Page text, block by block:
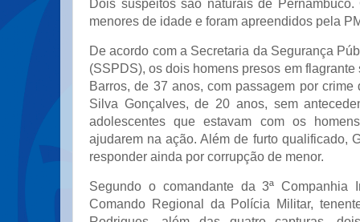
Dois suspeitos são naturais de
menores de idade e foram apreendidos pela
De acordo com a Secretaria da Segurança
(SSPDS), os dois homens presos em
Barros, de 37 anos, com passagem por crime
Silva Gonçalves, de 20 anos, sem
adolescentes que estavam com os
ajudarem na ação. Além de furto qualificado,
responder ainda por corrupção de menor.
Segundo o comandante da 3ª Companhia
Comando Regional da Polícia Militar,